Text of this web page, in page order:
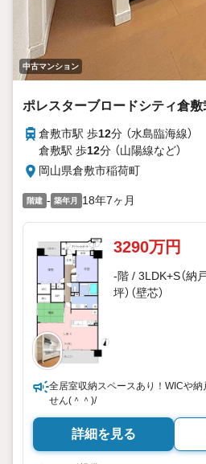
中古マンション
ポレスターブロードシティ倉敷
倉敷市駅 歩12分 （水島臨海線）
倉敷駅 歩12分 （山陽線など）
岡山県倉敷市稲荷町
階建 - 築年月 18年7ヶ月
3290万円
-階 / 3LDK+S（納
坪）（壁芯）
全居室収納スペースあり！WICや納
せん(＾＾)/
詳細を見る